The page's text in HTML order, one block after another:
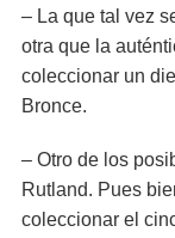
– La que tal vez
otra que la
coleccionar un
Bronce.
– Otro de los
Rutland. Pues
coleccionar el